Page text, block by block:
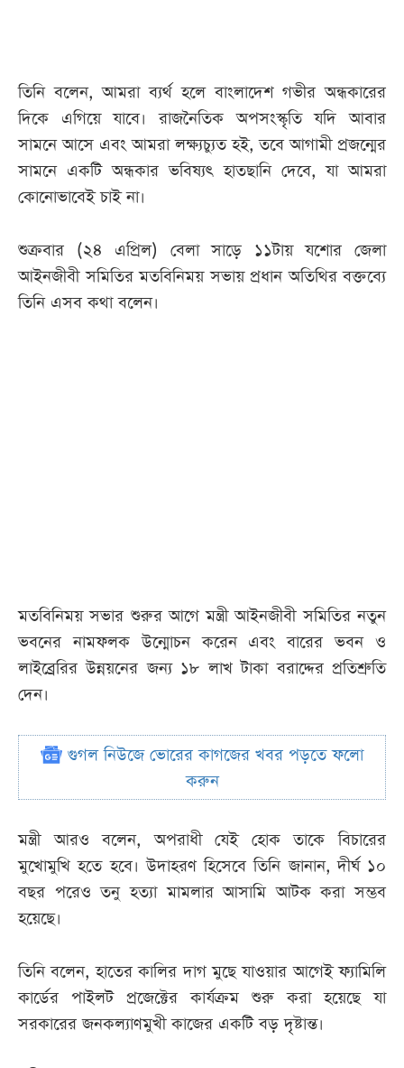
তিনি বলেন, আমরা ব্যর্থ হলে বাংলাদেশ গভীর অন্ধকারের
দিকে এগিয়ে যাবে। রাজনৈতিক অপসংস্কৃতি যদি আবার
সামনে আসে এবং আমরা লক্ষ্যচ্যুত হই, তবে আগামী প্রজন্মের
সামনে একটি অন্ধকার ভবিষ্যৎ হাতছানি দেবে, যা আমরা
কোনোভাবেই চাই না।
শুক্রবার (২৪ এপ্রিল) বেলা সাড়ে ১১টায় যশোর জেলা
আইনজীবী সমিতির মতবিনিময় সভায় প্রধান অতিথির বক্তব্যে
তিনি এসব কথা বলেন।
মতবিনিময় সভার শুরুর আগে মন্ত্রী আইনজীবী সমিতির নতুন
ভবনের নামফলক উন্মোচন করেন এবং বারের ভবন ও
লাইব্রেরির উন্নয়নের জন্য ১৮ লাখ টাকা বরাদ্দের প্রতিশ্রুতি
দেন।
গুগল নিউজে ভোরের কাগজের খবর পড়তে ফলো
করুন
মন্ত্রী আরও বলেন, অপরাধী যেই হোক তাকে বিচারের
মুখোমুখি হতে হবে। উদাহরণ হিসেবে তিনি জানান, দীর্ঘ ১০
বছর পরেও তনু হত্যা মামলার আসামি আটক করা সম্ভব
হয়েছে।
তিনি বলেন, হাতের কালির দাগ মুছে যাওয়ার আগেই ফ্যামিলি
কার্ডের পাইলট প্রজেক্টের কার্যক্রম শুরু করা হয়েছে যা
সরকারের জনকল্যাণমুখী কাজের একটি বড় দৃষ্টান্ত।